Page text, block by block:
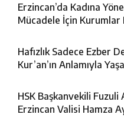
Erzincan’da Kadına
Mücadele İçin Kurumlar
Hafızlık Sadece Ezber
Kur’an’ın Anlamıyla
HSK Başkanvekili Fuzuli
Erzincan Valisi Hamza